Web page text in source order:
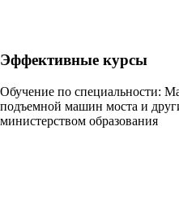
Эффективные курсы
Обучение по специальности:
подъемной машин моста и
министерством образования